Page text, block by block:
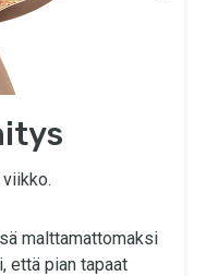
malttamattomaksi
että pian tapaat